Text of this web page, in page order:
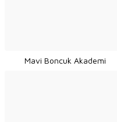
Mavi Boncuk Akademi